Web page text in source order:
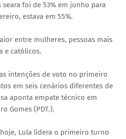
foi de 53% em junho para
estava em 55%.
entre mulheres, pessoas mais
e católicos.
intenções de voto no primeiro
em seis cenários diferentes de
aponta empate técnico em
Gomes (PDT.).
hoje, Lula lidera o primeiro turno